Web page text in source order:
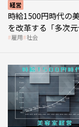
経営
時給1500円時代の
を改革する「多次元
雇用 社会